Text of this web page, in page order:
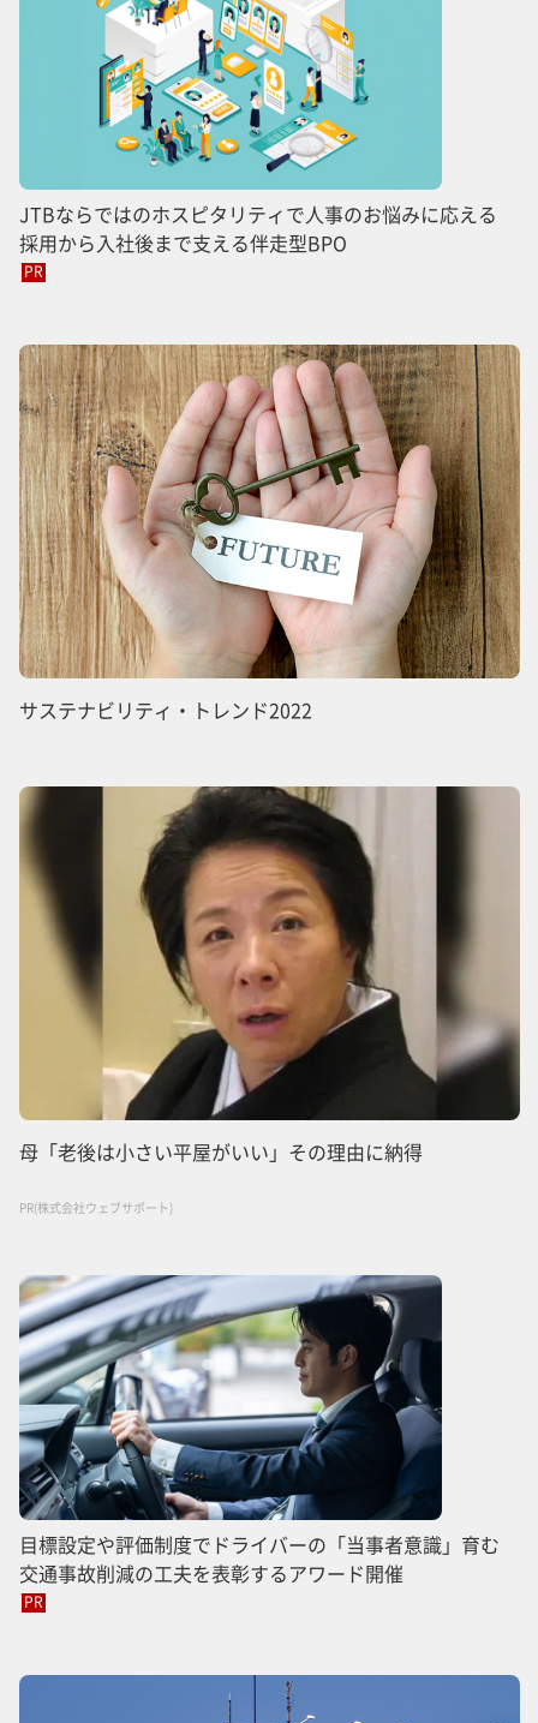
JTBならではのホスピタリティで人事のお悩みに応える
採用から入社後まで支える伴走型BPO
PR
サステナビリティ・トレンド2022
母「老後は小さい平屋がいい」その理由に納得
PR(株式会社ウェブサポート)
目標設定や評価制度でドライバーの「当事者意識」育む
交通事故削減の工夫を表彰するアワード開催
PR